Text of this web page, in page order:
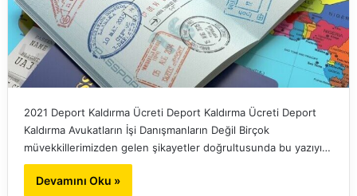
2021 Deport Kaldırma Ücreti Deport Kaldırma Ücreti Deport
Kaldırma Avukatların İşi Danışmanların Değil Birçok
müvekkillerimizden gelen şikayetler doğrultusunda bu yazıyı…
Devamını Oku »